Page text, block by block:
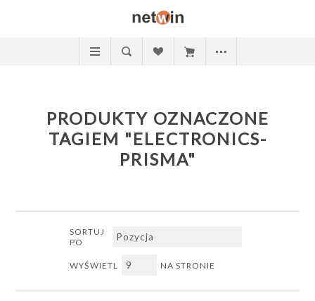
PRODUKTY OZNACZONE
TAGIEM "ELECTRONICS-
PRISMA"
SORTUJ
PO
WYŚWIETL NA STRONIE